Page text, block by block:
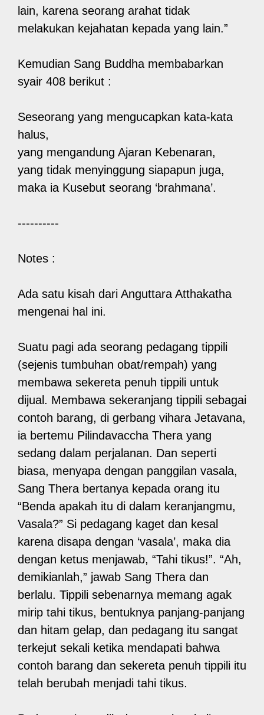
lain, karena seorang arahat tidak
melakukan kejahatan kepada yang lain.”
Kemudian Sang Buddha membabarkan
syair 408 berikut :
Seseorang yang mengucapkan kata-kata
halus,
yang mengandung Ajaran Kebenaran,
yang tidak menyinggung siapapun juga,
maka ia Kusebut seorang ‘brahmana’.
----------
Notes :
Ada satu kisah dari Anguttara Atthakatha
mengenai hal ini.
Suatu pagi ada seorang pedagang tippili
(sejenis tumbuhan obat/rempah) yang
membawa sekereta penuh tippili untuk
dijual. Membawa sekeranjang tippili sebagai
contoh barang, di gerbang vihara Jetavana,
ia bertemu Pilindavaccha Thera yang
sedang dalam perjalanan. Dan seperti
biasa, menyapa dengan panggilan vasala,
Sang Thera bertanya kepada orang itu
“Benda apakah itu di dalam keranjangmu,
Vasala?” Si pedagang kaget dan kesal
karena disapa dengan ‘vasala’, maka dia
dengan ketus menjawab, “Tahi tikus!”. “Ah,
demikianlah,” jawab Sang Thera dan
berlalu. Tippili sebenarnya memang agak
mirip tahi tikus, bentuknya panjang-panjang
dan hitam gelap, dan pedagang itu sangat
terkejut sekali ketika mendapati bahwa
contoh barang dan sekereta penuh tippili itu
telah berubah menjadi tahi tikus.